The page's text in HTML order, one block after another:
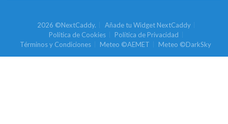
2026 ©NextCaddy.
Añade tu Widget NextCaddy
Política de Cookies
Política de Privacidad
Términos y Condiciones
Meteo ©AEMET Meteo ©DarkSky